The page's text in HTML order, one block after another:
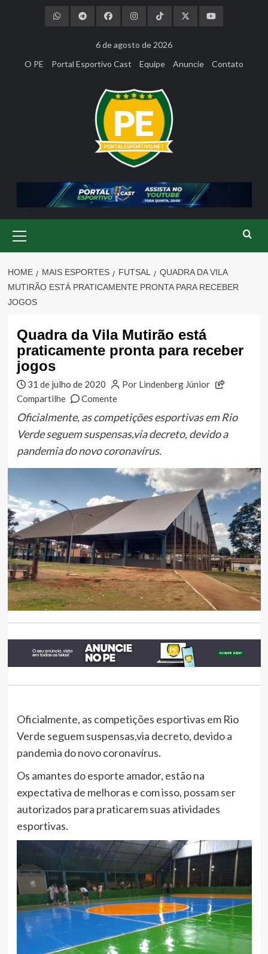
6 de agosto de 2026
O PE
Portal Esportivo Cast Equipe Anuncie Contato
Menu
HOME MAIS ESPORTES FUTSAL
QUADRA DA VILA
MUTIRÃO ESTÁ PRATICAMENTE PRONTA PARA RECEBER
JOGOS
Quadra da Vila Mutirão está
praticamente pronta para receber
jogos
31 de julho de 2020
Por Lindenberg Júnior
Compartilhe
Comente
Oficialmente, as competições esportivas em Rio
Verde seguem suspensas,via decreto, devido a
pandemia do novo coronavírus.
Oficialmente, as competições esportivas em Rio
Verde seguem suspensas,via decreto, devido a
pandemia do novo coronavírus.
Os amantes do esporte amador, estão na
expectativa de melhoras e com isso, possam ser
autorizados para praticarem suas atividades
esportivas.